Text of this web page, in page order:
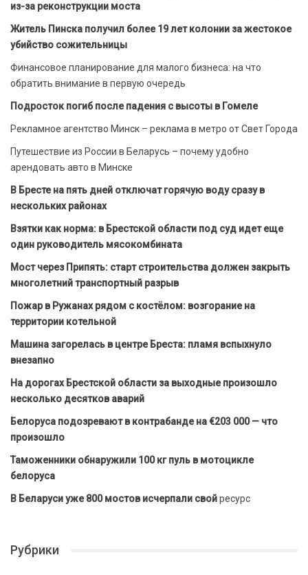
из-за реконструкции моста
Житель Пинска получил более 19 лет колонии за жестокое
убийство сожительницы
Финансовое планирование для малого бизнеса: на что
обратить внимание в первую очередь
Подросток погиб после падения с высоты в Гомеле
Рекламное агентство Минск – реклама в метро от Свет Города
Путешествие из России в Беларусь – почему удобно
арендовать авто в Минске
В Бресте на пять дней отключат горячую воду сразу в
нескольких районах
Взятки как норма: в Брестской области под суд идет еще
один руководитель мясокомбината
Мост через Припять: старт строительства должен закрыть
многолетний транспортный разрыв
Пожар в Ружанах рядом с костёлом: возгорание на
территории котельной
Машина загорелась в центре Бреста: пламя вспыхнуло
внезапно
На дорогах Брестской области за выходные произошло
несколько десятков аварий
Белоруса подозревают в контрабанде на €203 000 — что
произошло
Таможенники обнаружили 100 кг пуль в мотоцикле
белоруса
В Беларуси уже 800 мостов исчерпали свойресурс
Рубрики